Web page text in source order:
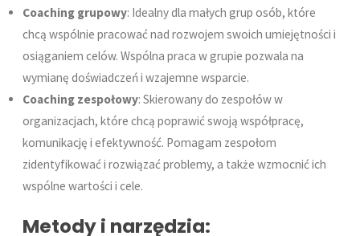
Coaching grupowy: Idealny dla małych grup osób, które
chcą wspólnie pracować nad rozwojem swoich umiejętności i
osiąganiem celów. Wspólna praca w grupie pozwala na
wymianę doświadczeń i wzajemne wsparcie.
Coaching zespołowy: Skierowany do zespołów w
organizacjach, które chcą poprawić swoją współpracę,
komunikację i efektywność. Pomagam zespołom
zidentyfikować i rozwiązać problemy, a także wzmocnić ich
wspólne wartości i cele.
Metody i narzędzia: